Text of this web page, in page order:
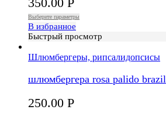
Выберите параметры
В избранное
Быстрый просмотр
Шлюмбергеры, рипсалидопсисы
шлюмбергера rosa palido brazil
250.00 Р